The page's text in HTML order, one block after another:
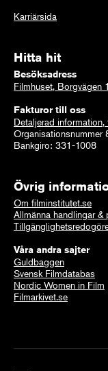
Karriärsida
Hitta hit
Besöksadress
Filmhuset, Borgvägen
Fakturor till oss
Detaljerad information,
Organisationsnummer
Bankgiro: 331-1008
Övrig
Om filminstitutet.se
Allmänna handlingar
Våra andra sajter
Guldbaggen
Svensk Filmdatabas
Nordic Women in Film
Filmarkivet.se